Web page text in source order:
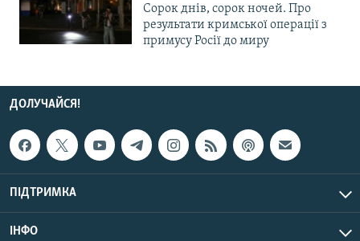
Сорок днів, сорок ночей. Про
результати кримської операції з
примусу Росії до миру
ДОЛУЧАЙСЯ!
ПІДТРИМКА
ІНФО